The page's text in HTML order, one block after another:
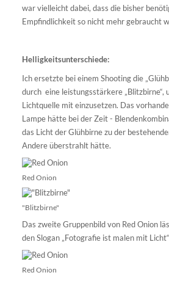
war vielleicht dabei, dass die bisher
Empfindlichkeit so nicht mehr gebraucht
Helligkeitsunterschiede:
Ich ersetzte bei einem Shooting die
durch eine leistungsstärkere „Blitzbirne“,
Lichtquelle mit einzusetzen. Das
Lampe hätte bei der Zeit -
das Licht der Glühbirne zu der
Andere überstrahlt hätte.
Red Onion
"Blitzbirne"
Das zweite Gruppenbild von Red Onion
den Slogan „Fotografie ist malen mit
Red Onion